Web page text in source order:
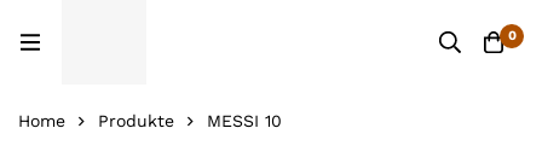
0
Home Produkte MESSI 10